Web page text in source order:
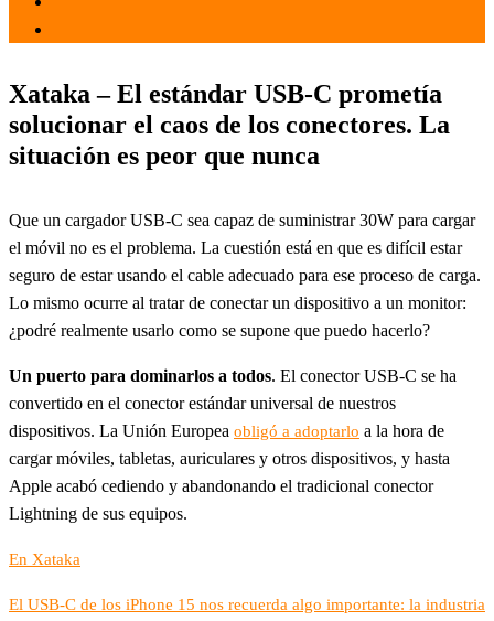
Xataka – El estándar USB-C prometía
solucionar el caos de los conectores. La
situación es peor que nunca
Que un cargador USB-C sea capaz de suministrar 30W para cargar
el móvil no es el problema. La cuestión está en que es difícil estar
seguro de estar usando el cable adecuado para ese proceso de carga.
Lo mismo ocurre al tratar de conectar un dispositivo a un monitor:
¿podré realmente usarlo como se supone que puedo hacerlo?
Un puerto para dominarlos a todos. El conector USB-C se ha
convertido en el conector estándar universal de nuestros
dispositivos. La Unión Europea obligó a adoptarlo a la hora de
cargar móviles, tabletas, auriculares y otros dispositivos, y hasta
Apple acabó cediendo y abandonando el tradicional conector
Lightning de sus equipos.
En Xataka
El USB-C de los iPhone 15 nos recuerda algo importante: la industria